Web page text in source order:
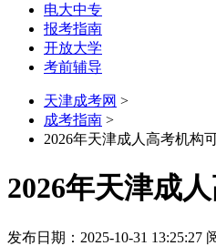
电大中专
报考指南
开放大学
考前辅导
天津成考网 >
成考指南 >
2026年天津成人高考机构
2026年天津成
发布日期：2025-10-31 13:25:27